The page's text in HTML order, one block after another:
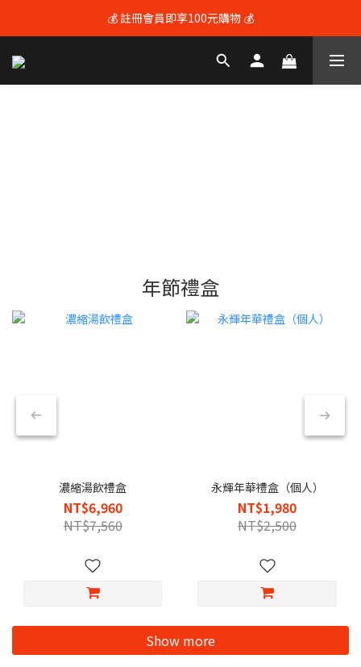
💰 註冊會員即享100元購物 💰
💰 註冊會員即享100元購物 💰
🚚 全館滿$3600享免運（限本島) 🚚
年節禮盒
濃縮湯飲禮盒
NT$6,960
NT$7,560
永輝年華禮盒（個人）
NT$1,980
NT$2,500
Show more